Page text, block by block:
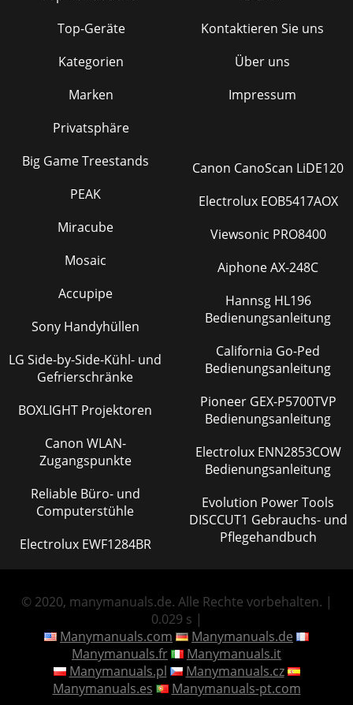
Top-Geräte
Kategorien
Marken
Privatsphäre
Kontaktieren Sie uns
Über uns
Impressum
Big Game Treestands
PEAK
Miracube
Mosaic
Accupipe
Sony Handyhüllen
LG Side-by-Side-Kühl- und
Gefrierschränke
BOXLIGHT Projektoren
Canon WLAN-
Zugangspunkte
Reliable Büro- und
Computerstühle
Electrolux EWF1284BR
Canon CanoScan LiDE120
Electrolux EOB5417AOX
Viewsonic PRO8400
Aiphone AX-248C
Hannsg HL196
Bedienungsanleitung
California Go-Ped
Bedienungsanleitung
Pioneer GEX-P5700TVP
Bedienungsanleitung
Electrolux ENN2853COW
Bedienungsanleitung
Evolution Power Tools
DISCCUT1 Gebrauchs- und
Pflegehandbuch
© 2020, manymanuals.de. Alle Rechte vorbehalten. |
0.029 s |
Manymanuals.com
Manymanuals.de
Manymanuals.fr
Manymanuals.it
Manymanuals.pl
Manymanuals.cz
Manymanuals.es
Manymanuals-pt.com